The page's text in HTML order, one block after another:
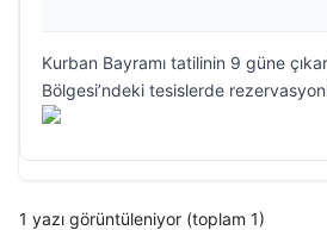
Kurban Bayramı tatilinin 9 güne
Bölgesi’ndeki tesislerde
1 yazı görüntüleniyor (toplam 1)